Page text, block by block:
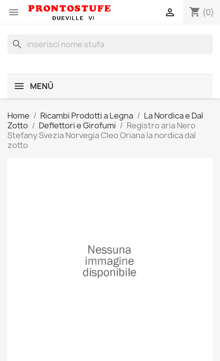
 shopping_cart (0)

search
MENÙ
Home Ricambi Prodotti a Legna
La Nordica e Dal
Zotto
Deflettori e Girofumi
Registro aria Nero
Stefany Svezia Norvegia Cleo Oriana la nordica dal
zotto